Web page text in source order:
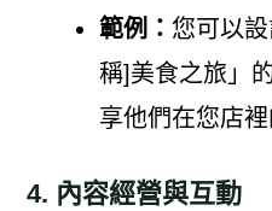
範例： 您可以
稱]美食之旅」
享他們在您店
4. 內容經營與互動